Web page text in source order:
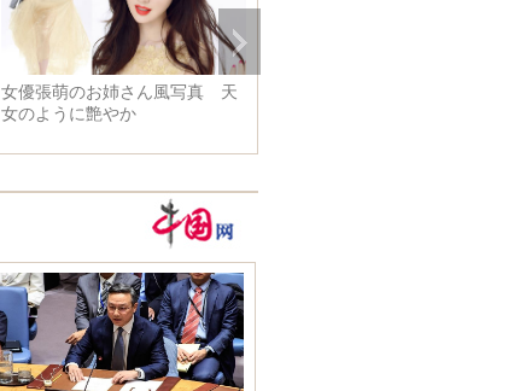
女優張萌のお姉さん風写真 天
女のように艶やか